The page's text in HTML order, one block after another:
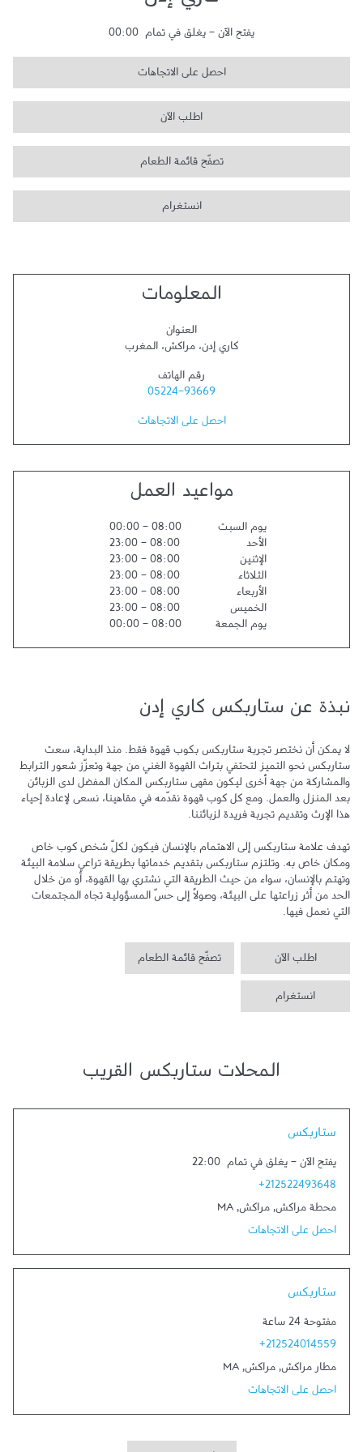
يفتح الآن - يغلق في تمام 00:00
احصل على الاتجاهات
اطلب الآن
تصفّح قائمة الطعام
انستغرام
المعلومات
العنوان
كاري إدن، مراكش، المغرب
رقم الهاتف
05224-93669
احصل على الاتجاهات
مواعيد العمل
يوم السبت 08:00
-
00:00
الأحد
08:00
-
23:00
الإثنين
08:00
-
23:00
الثلاثاء
08:00
-
23:00
الأربعاء
08:00
-
23:00
الخميس
08:00
-
23:00
يوم الجمعة
08:00
-
00:00
نبذة عن ستاربكس كاري إدن
التي نعمل فيها.
اطلب الآن تصفّح قائمة الطعام
انستغرام
المحلات ستاربكس القريب
ستاربكس
يفتح الآن - يغلق في تمام 22:00
+212522493648
محطة مراكش, مراكش,
MA
احصل على الاتجاهات
ستاربكس
مفتوحة 24 ساعة
+212524014559
مطار مراكش, مراكش,
MA
احصل على الاتجاهات